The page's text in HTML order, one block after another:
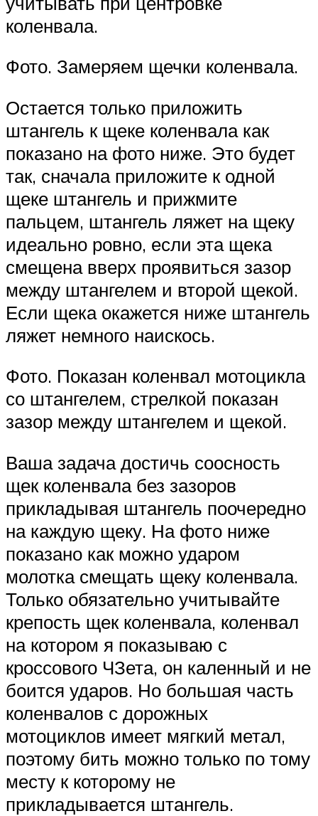
коленвала.
Фото. Замеряем щечки коленвала.
Остается только приложить
штангель к щеке коленвала как
показано на фото ниже. Это будет
так, сначала приложите к одной
щеке штангель и прижмите
пальцем, штангель ляжет на щеку
идеально ровно, если эта щека
смещена вверх проявиться зазор
между штангелем и второй щекой.
Если щека окажется ниже штангель
ляжет немного наискось.
Фото. Показан коленвал мотоцикла
со штангелем, стрелкой показан
зазор между штангелем и щекой.
Ваша задача достичь соосность
щек коленвала без зазоров
прикладывая штангель поочередно
на каждую щеку. На фото ниже
показано как можно ударом
молотка смещать щеку коленвала.
Только обязательно учитывайте
крепость щек коленвала, коленвал
на котором я показываю с
кроссового ЧЗета, он каленный и не
боится ударов. Но большая часть
коленвалов с дорожных
мотоциклов имеет мягкий метал,
поэтому бить можно только по тому
месту к которому не
прикладывается штангель.